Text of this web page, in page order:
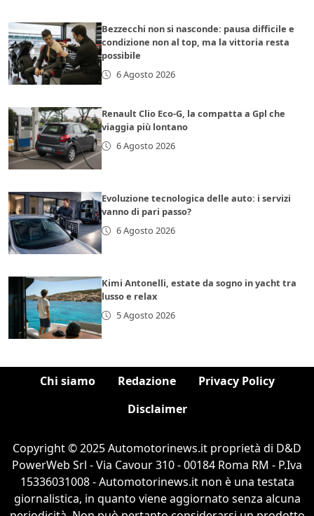
Bezzecchi non si nasconde: pausa difficile e
condizione non al top, ma la vittoria resta
possibile
6 Agosto 2026
Renault Clio Eco-G, la compatta a Gpl che
viaggia più lontano
6 Agosto 2026
Evoluzione tecnologica delle auto: i servizi
vanno di pari passo?
6 Agosto 2026
Kimi Antonelli, estate da sogno in yacht tra
lusso e relax
5 Agosto 2026
Chi siamo Redazione
Privacy Policy
Disclaimer
Copyright © 2025 Automotorinews.it proprietà di D&D
PowerWeb Srl - Via Cavour 310 - 00184 Roma RM - P.Iva
15336031008 - Automotorinews.it non è una testata
giornalistica, in quanto viene aggiornato senza alcuna